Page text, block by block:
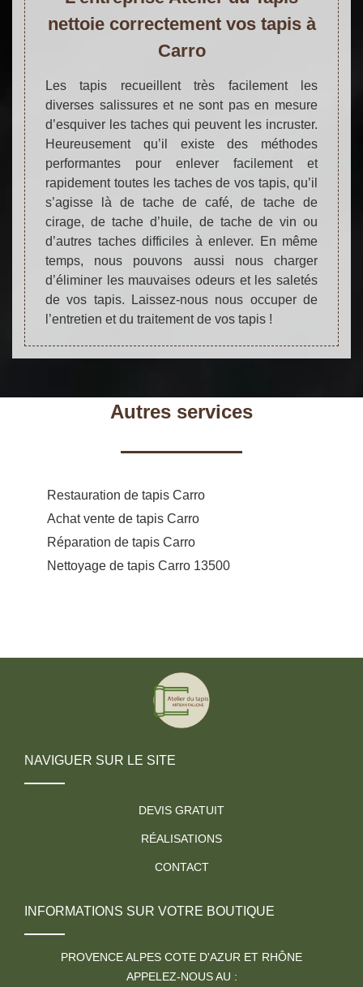
nettoie correctement vos tapis à
Carro
Les tapis recueillent très facilement les
diverses salissures et ne sont pas en mesure
d’esquiver les taches qui peuvent les incruster.
Heureusement qu’il existe des méthodes
performantes pour enlever facilement et
rapidement toutes les taches de vos tapis, qu’il
s’agisse là de tache de café, de tache de
cirage, de tache d’huile, de tache de vin ou
d’autres taches difficiles à enlever. En même
temps, nous pouvons aussi nous charger
d’éliminer les mauvaises odeurs et les saletés
de vos tapis. Laissez-nous nous occuper de
l’entretien et du traitement de vos tapis !
Autres services
Restauration de tapis Carro
Achat vente de tapis Carro
Réparation de tapis Carro
Nettoyage de tapis Carro 13500
NAVIGUER SUR LE SITE
DEVIS GRATUIT
RÉALISATIONS
CONTACT
INFORMATIONS SUR VOTRE BOUTIQUE
PROVENCE ALPES COTE D'AZUR ET RHÔNE
APPELEZ-NOUS AU :